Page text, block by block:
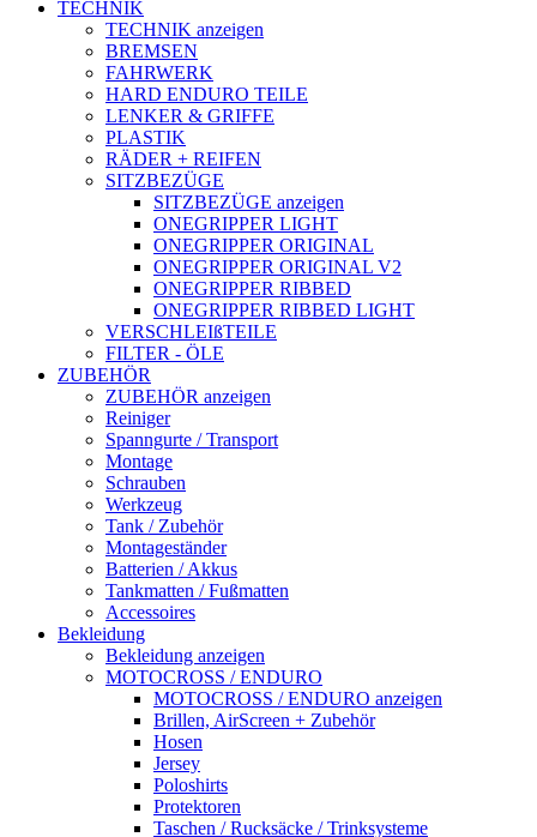
TECHNIK
TECHNIK anzeigen
BREMSEN
FAHRWERK
HARD ENDURO TEILE
LENKER & GRIFFE
PLASTIK
RÄDER + REIFEN
SITZBEZÜGE
SITZBEZÜGE anzeigen
ONEGRIPPER LIGHT
ONEGRIPPER ORIGINAL
ONEGRIPPER ORIGINAL V2
ONEGRIPPER RIBBED
ONEGRIPPER RIBBED LIGHT
VERSCHLEIßTEILE
FILTER - ÖLE
ZUBEHÖR
ZUBEHÖR anzeigen
Reiniger
Spanngurte / Transport
Montage
Schrauben
Werkzeug
Tank / Zubehör
Montageständer
Batterien / Akkus
Tankmatten / Fußmatten
Accessoires
Bekleidung
Bekleidung anzeigen
MOTOCROSS / ENDURO
MOTOCROSS / ENDURO anzeigen
Brillen, AirScreen + Zubehör
Hosen
Jersey
Poloshirts
Protektoren
Taschen / Rucksäcke / Trinksysteme